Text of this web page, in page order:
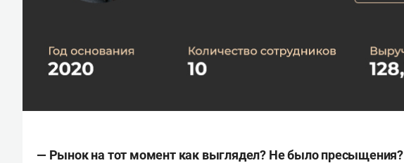
— Рынок на тот момент как выглядел? Не было пресыщения?